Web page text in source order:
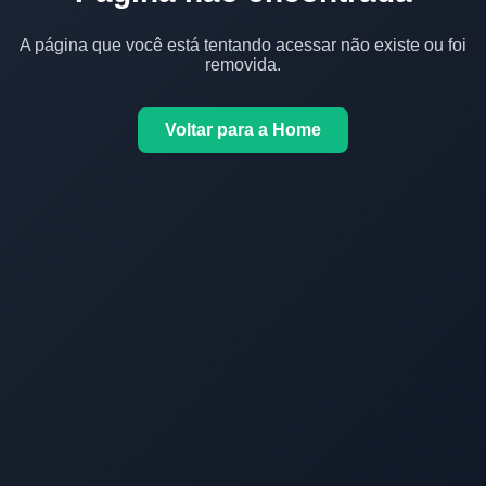
A página que você está tentando acessar não existe ou foi
removida.
Voltar para a Home